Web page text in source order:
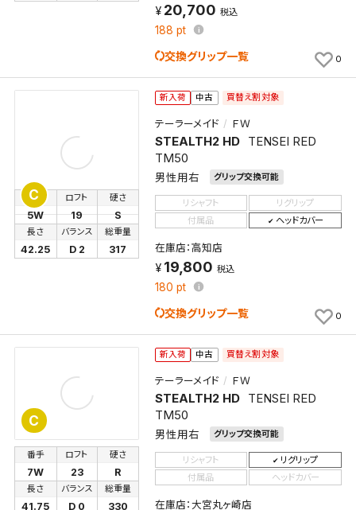
20,700 税込
188 pt
交換グリップ一覧 0
C
新入荷 中古 買替え割対象
テーラーメイド ＦＷ
STEALTH2 HD
TENSEI RED
TM50
男性用右 グリップ交換可能
番手
5W
ロフト
19
硬さ
S
長さ
42.25
バランス
D 2
総重量
317
リシャフト
リグリップ
付属品
ヘッドカバー
在庫店：高知店
19,800 税込
180 pt
交換グリップ一覧 0
C
新入荷 中古 買替え割対象
テーラーメイド ＦＷ
STEALTH2 HD
TENSEI RED
TM50
男性用右 グリップ交換可能
番手
7W
ロフト
23
硬さ
R
長さ
41.75
バランス
D 0
総重量
330
リシャフト
リグリップ
付属品
ヘッドカバー
在庫店：大宮丸ヶ崎店